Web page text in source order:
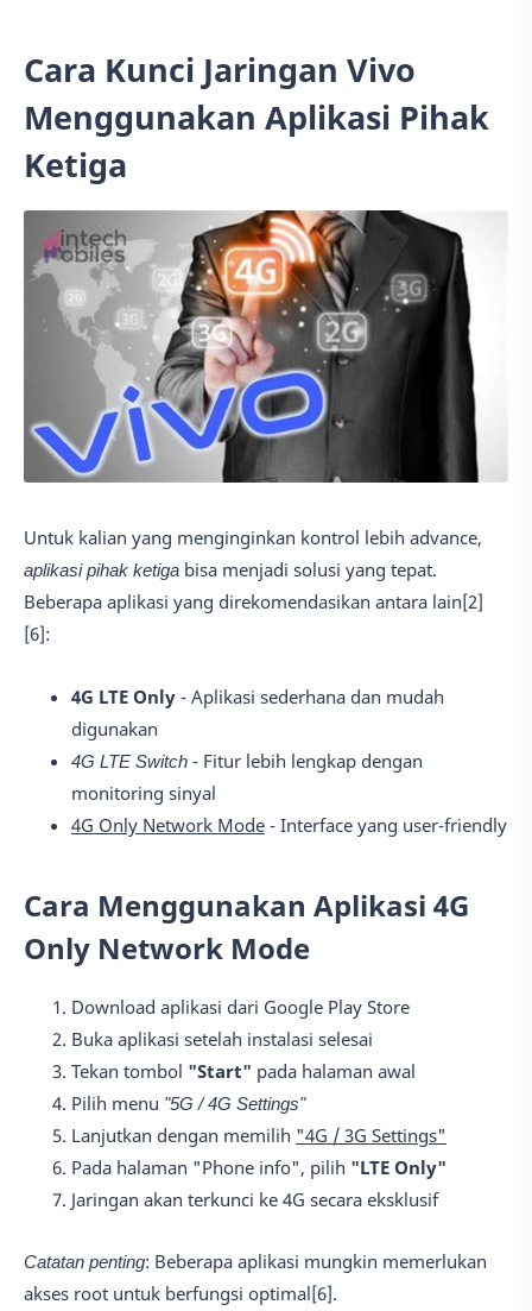
Cara Kunci Jaringan Vivo
Menggunakan Aplikasi Pihak
Ketiga
Untuk kalian yang menginginkan kontrol lebih advance,
aplikasi pihak ketiga bisa menjadi solusi yang tepat.
Beberapa aplikasi yang direkomendasikan antara lain[2]
[6]:
4G LTE Only - Aplikasi sederhana dan mudah
digunakan
4G LTE Switch - Fitur lebih lengkap dengan
monitoring sinyal
4G Only Network Mode - Interface yang user-friendly
Cara Menggunakan Aplikasi 4G
Only Network Mode
Download aplikasi dari Google Play Store
Buka aplikasi setelah instalasi selesai
Tekan tombol "Start" pada halaman awal
Pilih menu "5G / 4G Settings"
Lanjutkan dengan memilih "4G / 3G Settings"
Pada halaman "Phone info", pilih "LTE Only"
Jaringan akan terkunci ke 4G secara eksklusif
Catatan penting: Beberapa aplikasi mungkin memerlukan
akses root untuk berfungsi optimal[6].